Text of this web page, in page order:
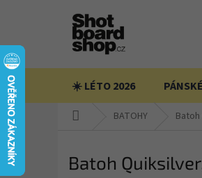
☀️ LÉTO 2026
BATOHY
Batoh